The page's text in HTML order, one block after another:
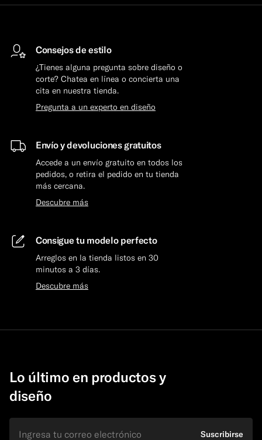
Consejos de estilo
¿Tienes alguna pregunta sobre diseño o
corte? Chatea en línea o concierta una
cita en nuestra tienda.
Pregunta a un experto en diseño
Envío y devoluciones gratuitos
Accede a un envío gratuito en todos los
pedidos, o retira el pedido en tu tienda
más cercana.
Descubre más
Consigue tu modelo perfecto
Arreglos en la tienda listos en 30
minutos a 3 días.
Descubre más
Lo último en productos y
diseño
Suscribirse